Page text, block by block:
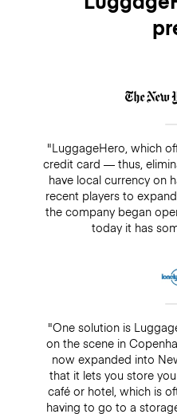
"LuggageHero, which
credit card — thus,
have local currency on
recent players to
the company began
today it has
"One solution is
on the scene in
now expanded into
that it lets you store
café or hotel, which is
having to go to a